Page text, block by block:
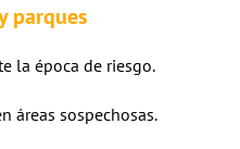
parques
la época de riesgo.
áreas sospechosas.